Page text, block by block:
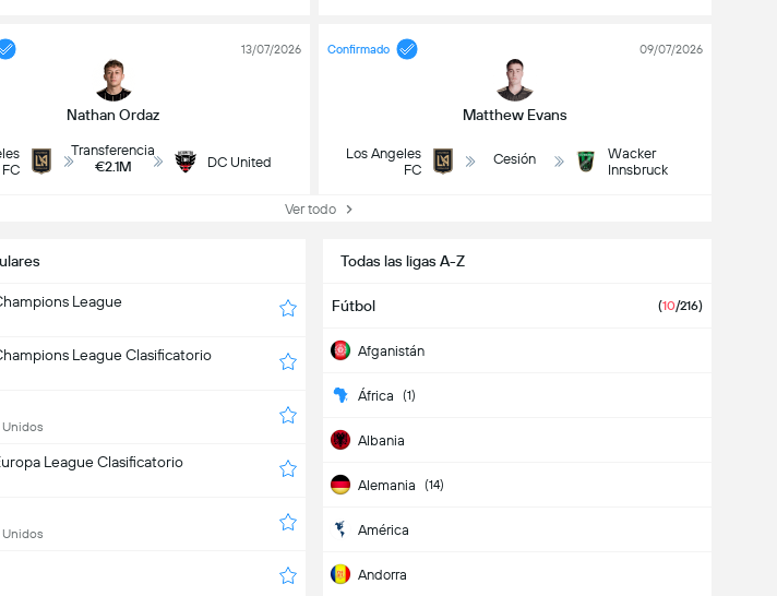
Nathan Ordaz
13/07/2026
FC
Transferencia
€2.1M
DC United
Confirmado
Matthew Evans
09/07/2026
Los Angeles
FC
Cesión
Wacker
Innsbruck
Ver todo
League
League Clasificatorio
League Clasificatorio
Todas las ligas A-Z
Fútbol (10/216)
Afganistán
África (1)
Albania
Alemania (14)
América
Andorra